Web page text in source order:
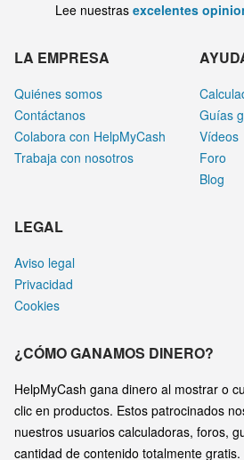
Lee nuestras excelentes
LA EMPRESA
Quiénes somos
Contáctanos
Colabora con HelpMyCash
Trabaja con nosotros
Guías
Vídeos
Foro
Blog
LEGAL
Aviso legal
Privacidad
Cookies
¿CÓMO GANAMOS DINERO?
HelpMyCash gana dinero al mostrar o
clic en productos. Estos patrocinados
nuestros usuarios calculadoras, foros,
cantidad de contenido totalmente gratis.